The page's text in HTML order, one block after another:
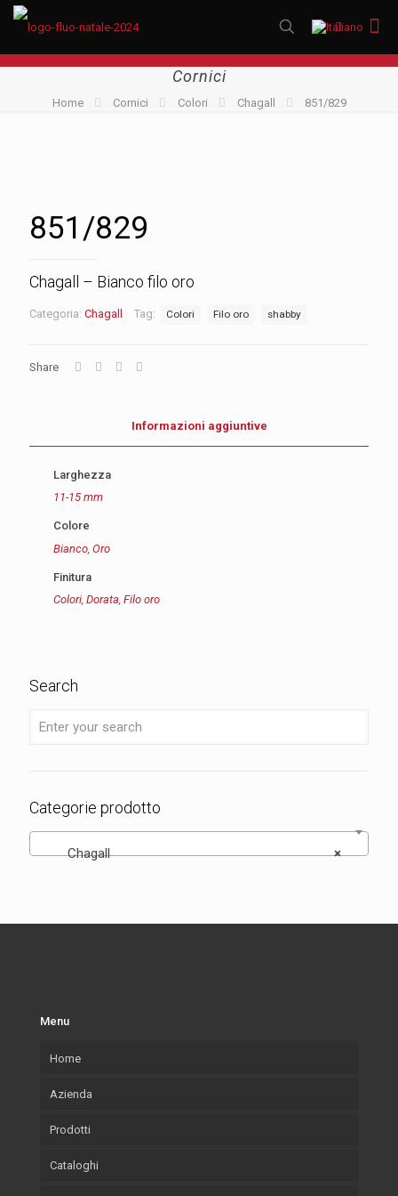
Cornici
Home Cornici Colori Chagall 851/829
851/829
Chagall – Bianco filo oro
Categoria: Chagall Tag: Colori Filo oro shabby
Share
Informazioni aggiuntive
Larghezza
11-15 mm
Colore
Bianco, Oro
Finitura
Colori, Dorata, Filo oro
Search
Categorie prodotto
×
Chagall
Menu
Home
Azienda
La nostra azienda
Cosa Produciamo
Prodotti
Cornici
Cataloghi